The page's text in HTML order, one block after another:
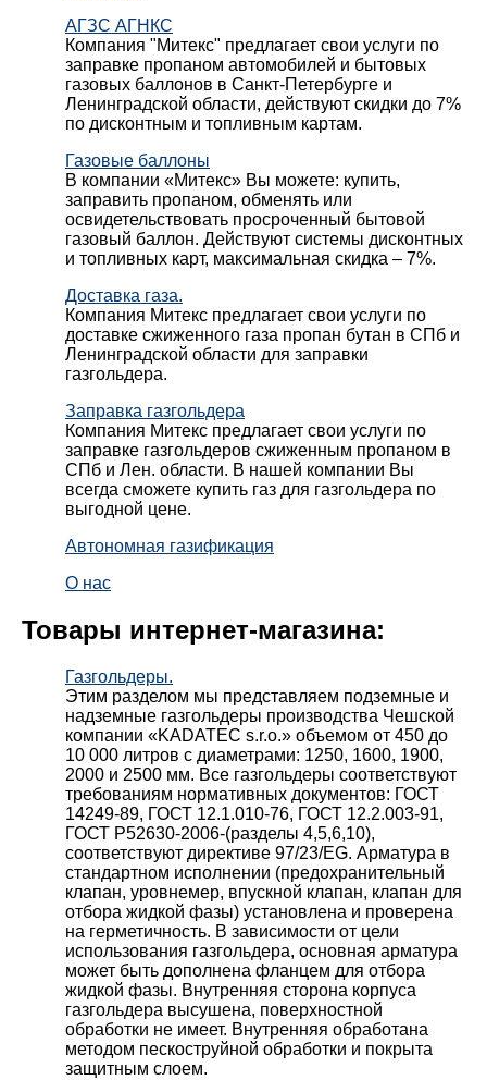
АГЗС АГНКС
Компания "Митекс" предлагает свои услуги по
заправке пропаном автомобилей и бытовых
газовых баллонов в Санкт-Петербурге и
Ленинградской области, действуют скидки до 7%
по дисконтным и топливным картам.
Газовые баллоны
В компании «Митекс» Вы можете: купить,
заправить пропаном, обменять или
освидетельствовать просроченный бытовой
газовый баллон. Действуют системы дисконтных
и топливных карт, максимальная скидка – 7%.
Доставка газа.
Компания Митекс предлагает свои услуги по
доставке сжиженного газа пропан бутан в СПб и
Ленинградской области для заправки
газгольдера.
Заправка газгольдера
Компания Митекс предлагает свои услуги по
заправке газгольдеров сжиженным пропаном в
СПб и Лен. области. В нашей компании Вы
всегда сможете купить газ для газгольдера по
выгодной цене.
Автономная газификация
О нас
Товары интернет-магазина:
Газгольдеры.
Этим разделом мы представляем подземные и
надземные газгольдеры производства Чешской
компании «KADATEC s.r.o.» объемом от 450 до
10 000 литров с диаметрами: 1250, 1600, 1900,
2000 и 2500 мм. Все газгольдеры соответствуют
требованиям нормативных документов: ГОСТ
14249-89, ГОСТ 12.1.010-76, ГОСТ 12.2.003-91,
ГОСТ Р52630-2006-(разделы 4,5,6,10),
соответствуют директиве 97/23/EG. Арматура в
стандартном исполнении (предохранительный
клапан, уровнемер, впускной клапан, клапан для
отбора жидкой фазы) установлена и проверена
на герметичность. В зависимости от цели
использования газгольдера, основная арматура
может быть дополнена фланцем для отбора
жидкой фазы. Внутренняя сторона корпуса
газгольдера высушена, поверхностной
обработки не имеет. Внутренняя обработана
методом пескоструйной обработки и покрыта
защитным слоем.